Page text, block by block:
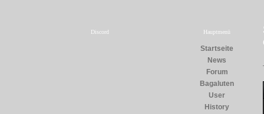
Discord Hauptmenü
Startseite
News
Forum
Bagaluten
User
History